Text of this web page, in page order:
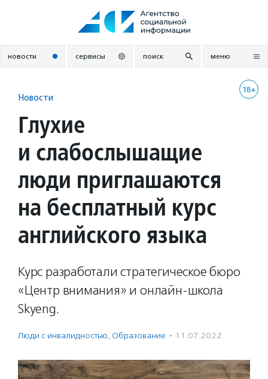
новости сервисы поиск меню
18+
Новости
Глухие
и слабослышащие
люди приглашаются
на бесплатный курс
английского языка
Курс разработали стратегическое бюро
«Центр внимания» и онлайн-школа
Skyeng.
Люди с инвалидностью, Образование · 11.07.2022